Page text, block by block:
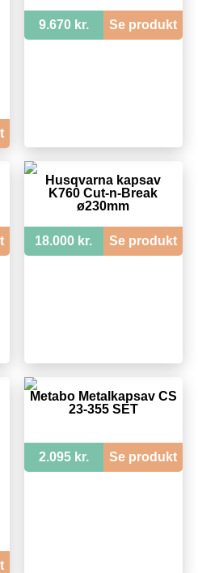
9.670 kr. Se produkt
Husqvarna kapsav
K760 Cut-n-Break
ø230mm
18.000 kr. Se produkt
Metabo Metalkapsav CS
23-355 SET
2.095 kr. Se produkt